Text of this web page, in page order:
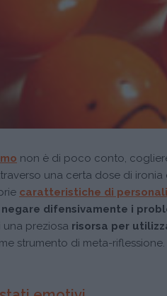
non è di poco conto,
una certa dose di
caratteristiche di
negare difensivamente i
preziosa risorsa per
strumento di meta-